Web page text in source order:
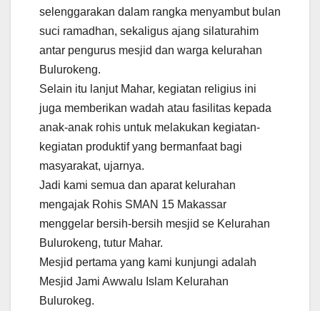
selenggarakan dalam rangka menyambut bulan
suci ramadhan, sekaligus ajang silaturahim
antar pengurus mesjid dan warga kelurahan
Bulurokeng.
Selain itu lanjut Mahar, kegiatan religius ini
juga memberikan wadah atau fasilitas kepada
anak-anak rohis untuk melakukan kegiatan-
kegiatan produktif yang bermanfaat bagi
masyarakat, ujarnya.
Jadi kami semua dan aparat kelurahan
mengajak Rohis SMAN 15 Makassar
menggelar bersih-bersih mesjid se Kelurahan
Bulurokeng, tutur Mahar.
Mesjid pertama yang kami kunjungi adalah
Mesjid Jami Awwalu Islam Kelurahan
Bulurokeg.